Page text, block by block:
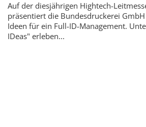
Auf der diesjährigen Hightech-
präsentiert die Bundesdruckerei
Ideen für ein Full-ID-Management.
IDeas" erleben...